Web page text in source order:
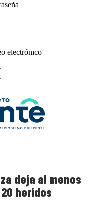
electrónico
deja al menos
heridos